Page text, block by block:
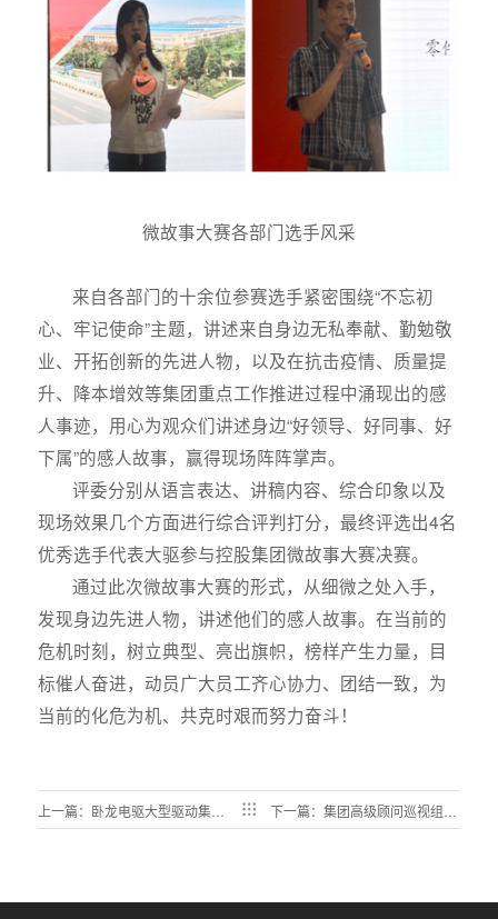
微故事大赛各部门选手风采
来自各部门的十余位参赛选手紧密围绕“不忘初
心、牢记使命”主题，讲述来自身边无私奉献、勤勉敬
业、开拓创新的先进人物，以及在抗击疫情、质量提
升、降本增效等集团重点工作推进过程中涌现出的感
人事迹，用心为观众们讲述身边“好领导、好同事、好
下属”的感人故事，赢得现场阵阵掌声。
评委分别从语言表达、讲稿内容、综合印象以及
现场效果几个方面进行综合评判打分，最终评选出4名
优秀选手代表大驱参与控股集团微故事大赛决赛。
通过此次微故事大赛的形式，从细微之处入手，
发现身边先进人物，讲述他们的感人故事。在当前的
危机时刻，树立典型、亮出旗帜，榜样产生力量，目
标催人奋进，动员广大员工齐心协力、团结一致，为
当前的化危为机、共克时艰而努力奋斗！
上一篇：卧龙电驱大型驱动集团 下一篇：集团高级顾问巡视组在